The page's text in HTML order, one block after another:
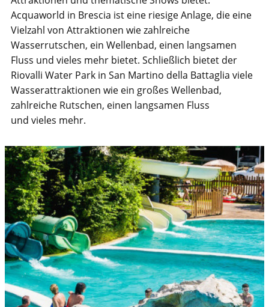
Acquaworld in Brescia ist eine riesige Anlage, die eine
Vielzahl von Attraktionen wie zahlreiche
Wasserrutschen, ein Wellenbad, einen langsamen
Fluss und vieles mehr bietet. Schließlich bietet der
Riovalli Water Park in San Martino della Battaglia viele
Wasserattraktionen wie ein großes Wellenbad,
zahlreiche Rutschen, einen langsamen Fluss
und vieles mehr.